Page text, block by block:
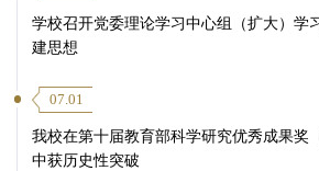
学校召开党委理论学习中心组（扩大）学
建思想
07.01
我校在第十届教育部科学研究优秀成果奖
中获历史性突破